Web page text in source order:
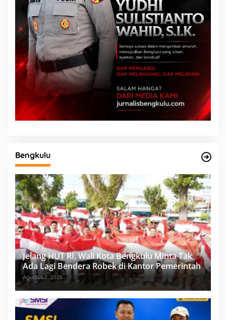
Bengkulu
Jelang HUT RI, Wali Kota Bengkulu Minta Tak
Ada Lagi Bendera Robek di Kantor Pemerintah
Agustus 7, 2026